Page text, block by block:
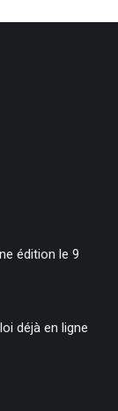
édition le 9
déjà en ligne